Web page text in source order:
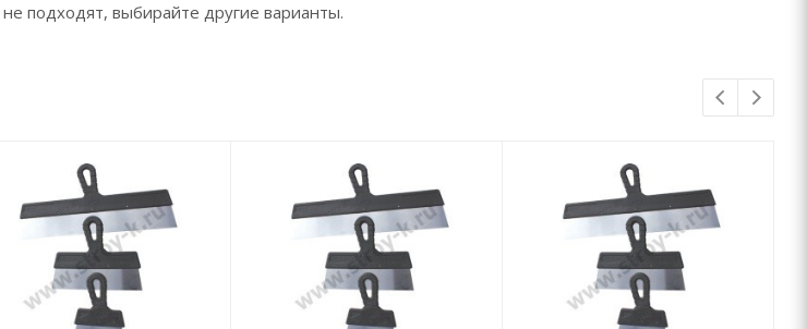
подходят, выбирайте другие варианты.